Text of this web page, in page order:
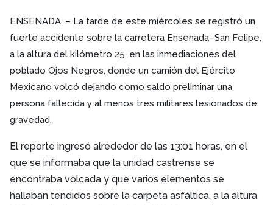
ENSENADA. – La tarde de este miércoles se registró un
fuerte accidente sobre la carretera Ensenada–San Felipe,
a la altura del kilómetro 25, en las inmediaciones del
poblado Ojos Negros, donde un camión del Ejército
Mexicano volcó dejando como saldo preliminar una
persona fallecida y al menos tres militares lesionados de
gravedad.
El reporte ingresó alrededor de las 13:01 horas, en el
que se informaba que la unidad castrense se
encontraba volcada y que varios elementos se
hallaban tendidos sobre la carpeta asfáltica, a la altura